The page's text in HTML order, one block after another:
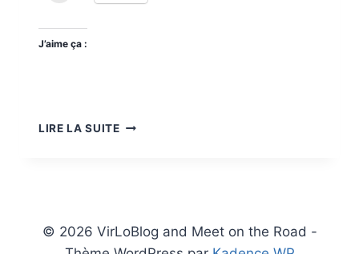
J’aime ça :
LIRE LA SUITEVISITER
MOINS)
© 2026 VirLoBlog and Meet on the Road -